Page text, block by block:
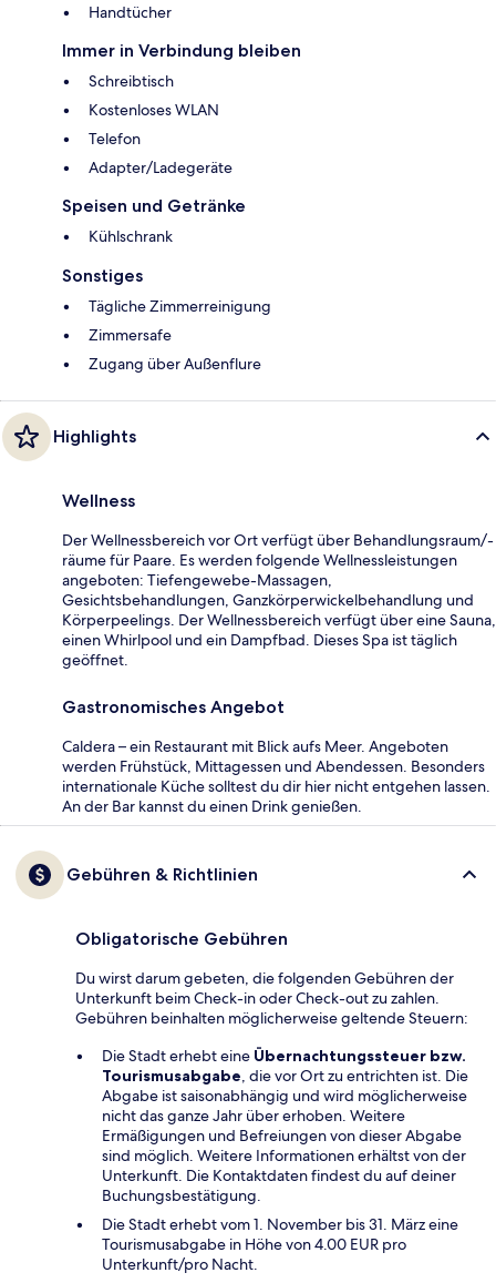
Handtücher
Immer in Verbindung bleiben
Schreibtisch
Kostenloses WLAN
Telefon
Adapter/Ladegeräte
Speisen und Getränke
Kühlschrank
Sonstiges
Tägliche Zimmerreinigung
Zimmersafe
Zugang über Außenflure
Highlights
Wellness
Der Wellnessbereich vor Ort verfügt über Behandlungsraum/-
räume für Paare. Es werden folgende Wellnessleistungen
angeboten: Tiefengewebe-Massagen,
Gesichtsbehandlungen, Ganzkörperwickelbehandlung und
Körperpeelings. Der Wellnessbereich verfügt über eine Sauna,
einen Whirlpool und ein Dampfbad. Dieses Spa ist täglich
geöffnet.
Gastronomisches Angebot
Caldera – ein Restaurant mit Blick aufs Meer. Angeboten
werden Frühstück, Mittagessen und Abendessen. Besonders
internationale Küche solltest du dir hier nicht entgehen lassen.
An der Bar kannst du einen Drink genießen.
Gebühren & Richtlinien
Obligatorische Gebühren
Du wirst darum gebeten, die folgenden Gebühren der
Unterkunft beim Check-in oder Check-out zu zahlen.
Gebühren beinhalten möglicherweise geltende Steuern:
Die Stadt erhebt eine Übernachtungssteuer bzw.
Tourismusabgabe, die vor Ort zu entrichten ist. Die
Abgabe ist saisonabhängig und wird möglicherweise
nicht das ganze Jahr über erhoben. Weitere
Ermäßigungen und Befreiungen von dieser Abgabe
sind möglich. Weitere Informationen erhältst von der
Unterkunft. Die Kontaktdaten findest du auf deiner
Buchungsbestätigung.
Die Stadt erhebt vom 1. November bis 31. März eine
Tourismusabgabe in Höhe von 4.00 EUR pro
Unterkunft/pro Nacht.